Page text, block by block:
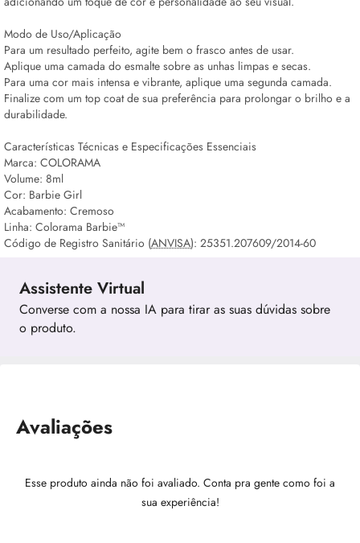
Modo de Uso/Aplicação
Para um resultado perfeito, agite bem o frasco antes de usar.
Aplique uma camada do esmalte sobre as unhas limpas e secas.
Para uma cor mais intensa e vibrante, aplique uma segunda camada.
Finalize com um top coat de sua preferência para prolongar o brilho e a
durabilidade.
Características Técnicas e Especificações Essenciais
Marca: COLORAMA
Volume: 8ml
Cor: Barbie Girl
Acabamento: Cremoso
Linha: Colorama Barbie™
Código de Registro Sanitário (ANVISA): 25351.207609/2014-60
Assistente Virtual
Converse com a nossa IA para tirar as suas dúvidas sobre
o produto.
Avaliações
Esse produto ainda não foi avaliado. Conta pra gente como foi a
sua experiência!